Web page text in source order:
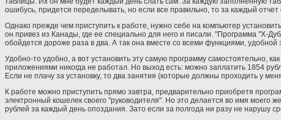
ошибусь, придется переделывать, но если все правильно, то за каждый
Однако прежде чем приступить к работе, нужно себе на компьютер
он привез из Канады, где ее специально для него и писали. "Программа "Х-
обойдется дороже раза в два. А так она вместе со всеми функциями,
Удобно-то удобно, а вот установить эту самую программу самостоятельно,
приложениями никогда не работал. Но выход есть: можно заплатить 1854
Если не плачу за установку, то два занятия (которые должны проходить у
К работе можно приступить прямо завтра, предварительно приобретя
электронный кошелек своего "руководителя". Но это делается во имя моего
рублей за каждый день опоздания. Зато если за полгода ни разу не нарушу